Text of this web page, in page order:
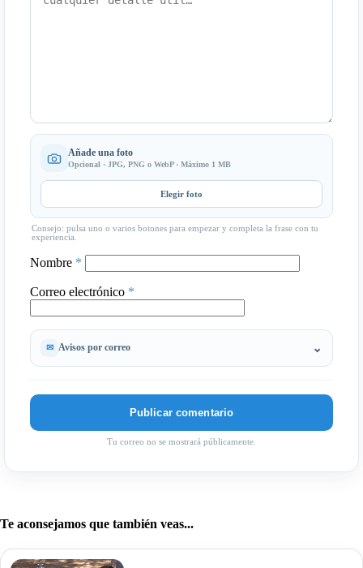
Añade una foto
Opcional · JPG, PNG o WebP · Máximo 1 MB
Elegir foto
Consejo: pulsa uno o varios botones para empezar y completa la frase con tu
experiencia.
Nombre *
Correo electrónico *
Avisos por correo
Tu correo no se mostrará públicamente.
Te aconsejamos que también veas...